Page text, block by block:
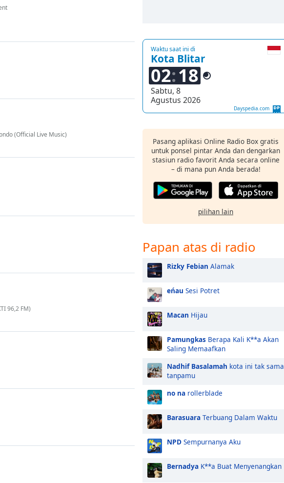
(Official Live Music)
96,2 FM)
Waktu saat ini di
Kota Blitar
02 18
Sabtu, 8
Agustus 2026
Dayspedia.com
Pasang aplikasi Online Radio Box gratis
untuk ponsel pintar Anda dan dengarkan
stasiun radio favorit Anda secara online
– di mana pun Anda berada!
pilihan lain
Papan atas di radio
Rizky Febian Alamak
eńau Sesi Potret
Macan Hijau
Pamungkas Berapa Kali K**a Akan
Saling Memaafkan
Nadhif Basalamah kota ini tak sama
tanpamu
no na rollerblade
Barasuara Terbuang Dalam Waktu
NPD Sempurnanya Aku
Bernadya K**a Buat Menyenangkan